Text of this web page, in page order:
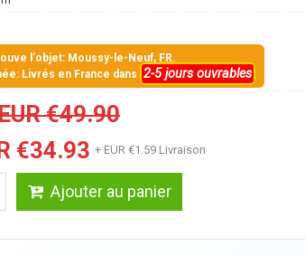
l'objet: Moussy-le-Neuf, FR.
Livrés en France dans 2-5 jours ouvrables
€49.90
€34.93 + EUR €1.59 Livraison
Ajouter au panier